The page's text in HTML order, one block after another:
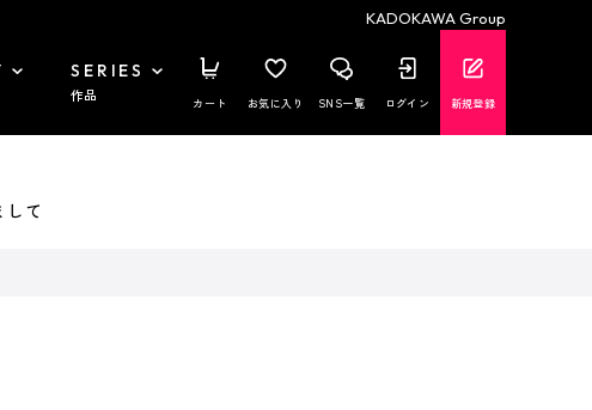
KADOKAWA Group
SERIES
作品 カート お気に入り SNS一覧 ログイン 新規登録
て